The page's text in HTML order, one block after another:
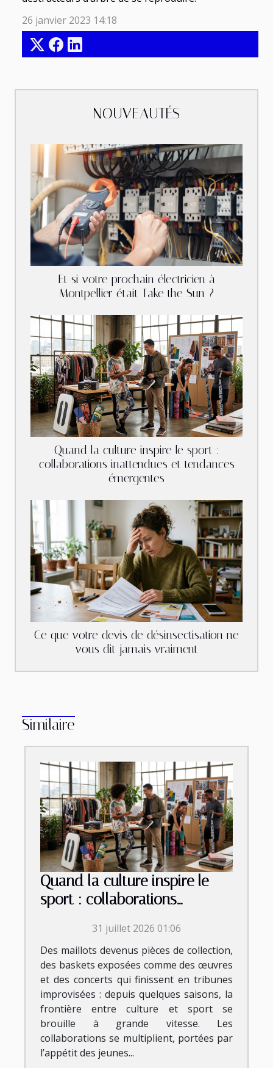
NOUVEAUTÉS
Et si votre prochain électricien à
Montpellier était Take the Sun ?
Quand la culture inspire le sport :
collaborations inattendues et tendances
émergentes
Ce que votre devis de désinsectisation ne
vous dit jamais vraiment
26 janvier 2023 14:18
Similaire
Quand la culture inspire le
sport : collaborations
émergentes31 juillet 2026 01:06
Des maillots devenus pièces de collection,
des baskets exposées comme des œuvres
et des concerts qui finissent en tribunes
improvisées : depuis quelques saisons, la
frontière entre culture et sport se
brouille à grande vitesse. Les
collaborations se multiplient, portées par
l’appétit des jeunes...